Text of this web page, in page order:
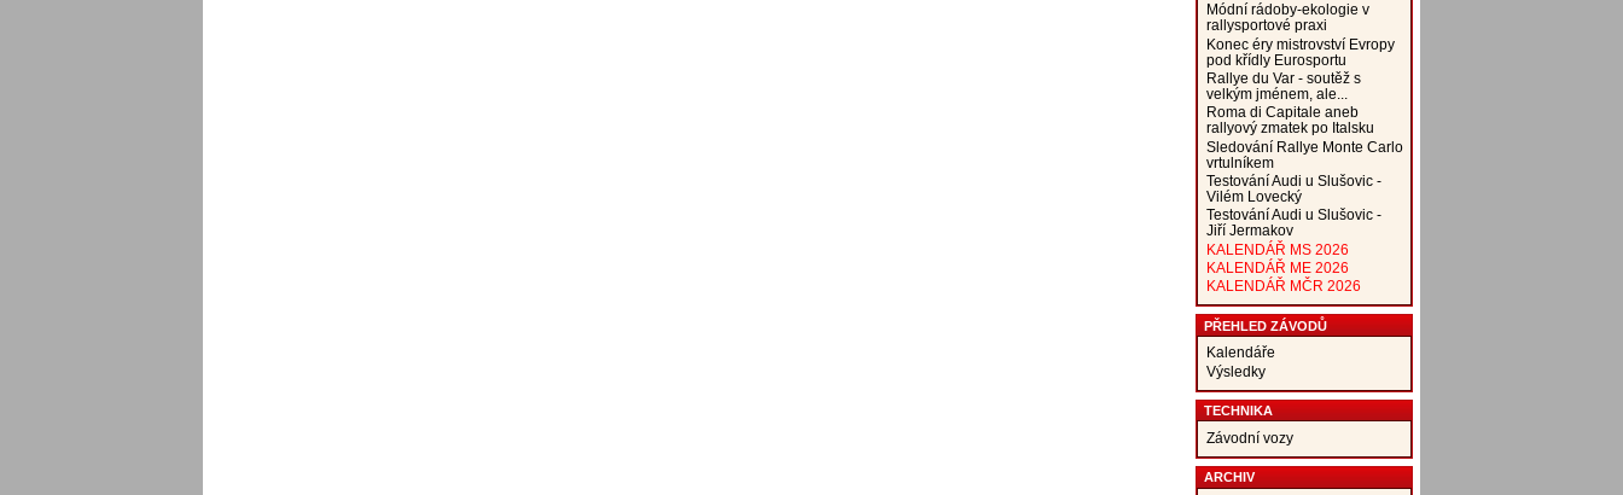
Módní rádoby-ekologie v
rallysportové praxi
Konec éry mistrovství Evropy
pod křídly Eurosportu
Rallye du Var - soutěž s
velkým jménem, ale...
Roma di Capitale aneb
rallyový zmatek po Italsku
Sledování Rallye Monte Carlo
vrtulníkem
Testování Audi u Slušovic -
Vilém Lovecký
Testování Audi u Slušovic -
Jiří Jermakov
KALENDÁŘ MS 2026
KALENDÁŘ ME 2026
KALENDÁŘ MČR 2026
PŘEHLED ZÁVODŮ
Kalendáře
Výsledky
TECHNIKA
Závodní vozy
ARCHIV